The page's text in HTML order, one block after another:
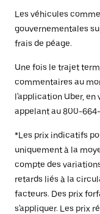
Les véhicules
gouvernementales
frais de péage.
Une fois le trajet
commentaires au
l'application Uber, en
appelant au 800-
*Les prix indicatifs
uniquement à la
compte des
retards liés à la
facteurs. Des prix
s'appliquer. Les prix